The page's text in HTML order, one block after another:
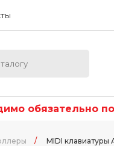
обязательно
/ MIDI клавиатуры